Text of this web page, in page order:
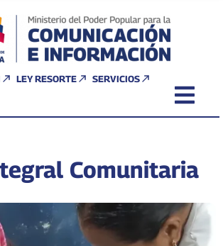
LEY RESORTE SERVICIOS
Comunitaria